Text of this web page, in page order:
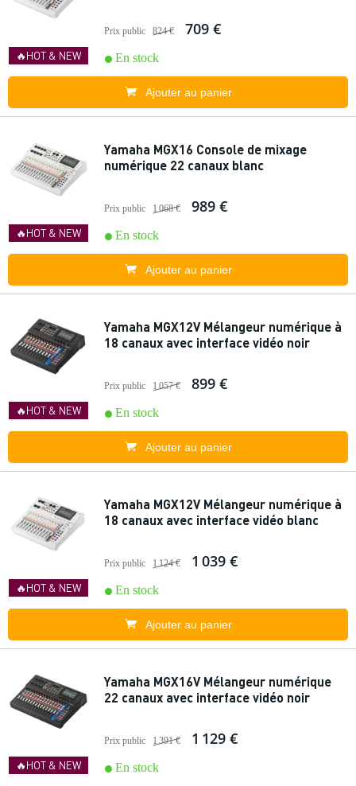
🔥HOT & NEW
Prix public 824 € 709 €
En stock
Ajouter au panier
🔥HOT & NEW
Yamaha MGX16 Console de mixage
numérique 22 canaux blanc
Prix public 1 068 € 989 €
En stock
Ajouter au panier
🔥HOT & NEW
Yamaha MGX12V Mélangeur numérique à
18 canaux avec interface vidéo noir
Prix public 1 057 € 899 €
En stock
Ajouter au panier
🔥HOT & NEW
Yamaha MGX12V Mélangeur numérique à
18 canaux avec interface vidéo blanc
Prix public 1 124 € 1 039 €
En stock
Ajouter au panier
🔥HOT & NEW
Yamaha MGX16V Mélangeur numérique
22 canaux avec interface vidéo noir
Prix public 1 391 € 1 129 €
En stock